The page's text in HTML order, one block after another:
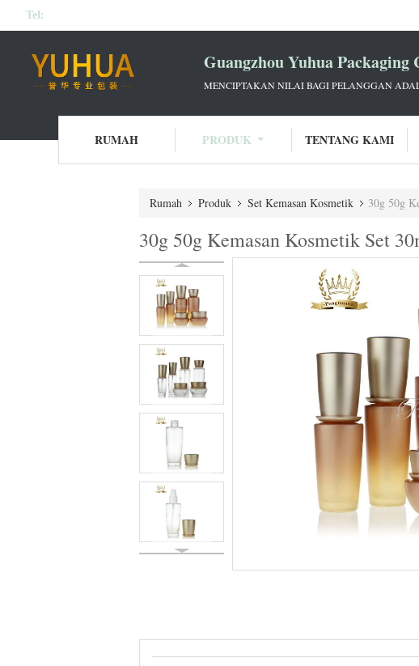
Tel:
Guangzhou Yuhua Packaging
MENCIPTAKAN NILAI BAGI PELANGGAN
RUMAH PRODUK TENTANG KAMI
Rumah Produk Set Kemasan Kosmetik 30g 50g
30g 50g Kemasan Kosmetik Set